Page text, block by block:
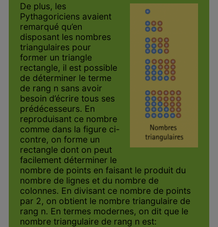
De plus, les
Pythagoriciens avaient
remarqué qu’en
disposant les nombres
triangulaires pour
former un triangle
rectangle, il est possible
de déterminer le terme
de rang n sans avoir
besoin d’écrire tous ses
prédécesseurs. En
reproduisant ce nombre
comme dans la figure ci-
contre, on forme un
rectangle dont on peut
facilement déterminer le
nombre de points en faisant le produit du
nombre de lignes et du nombre de
colonnes. En divisant ce nombre de points
par 2, on obtient le nombre triangulaire de
rang n. En termes modernes, on dit que le
nombre triangulaire de rang n est: